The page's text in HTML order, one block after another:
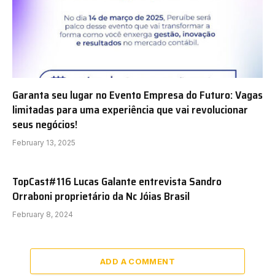
Garanta seu lugar no Evento Empresa do Futuro: Vagas
limitadas para uma experiência que vai revolucionar
seus negócios!
February 13, 2025
TopCast#116 Lucas Galante entrevista Sandro
Orraboni proprietário da Nc Jóias Brasil
February 8, 2024
ADD A COMMENT